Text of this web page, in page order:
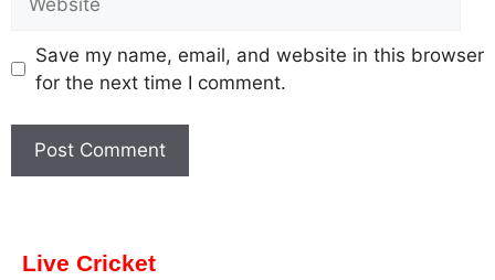
Save my name, email, and website in this browser
for the next time I comment.
Live Cricket